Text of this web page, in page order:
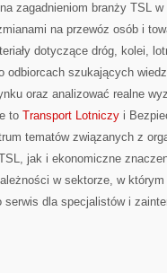
zagadnieniom branży TSL
na przewóz osób i
dotyczące dróg, kolei,
odbiorcach szukających
oraz analizować realne
to Transport Lotniczy i
tematów związanych z
jak i ekonomiczne
w sektorze, w
dla specjalistów i